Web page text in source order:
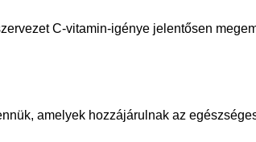
C-vitamin-igénye jelentősen
amelyek hozzájárulnak az